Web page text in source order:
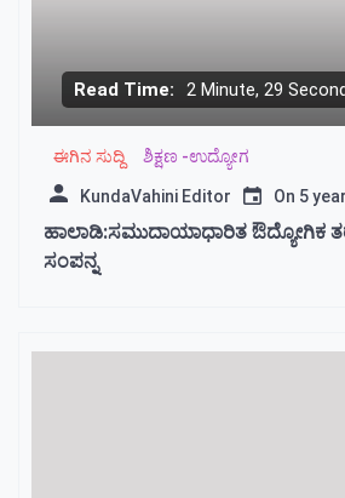
Read Time: 2 Minute, 29
ಈಗಿನ ಸುದ್ದಿ ಶಿಕ್ಷಣ -ಉದ್ಯೋಗ
KundaVahini Editor On 5
ಹಾಲಾಡಿ:ಸಮುದಾಯಾಧಾರಿತ ಔದ್ಯೋಗಿಕ
ಸಂಪನ್ನ